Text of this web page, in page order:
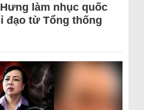
làm nhục quốc
đạo từ Tổng thống